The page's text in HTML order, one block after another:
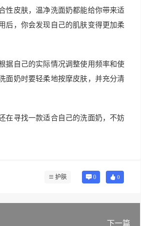
性皮肤，温净洗面奶都能给你带来适
后，你会发现自己的肌肤变得更加柔
据自己的实际情况调整使用频率和使
面奶时要轻柔地按摩皮肤，并充分清
在寻找一款适合自己的洗面奶，不妨
护肤 0 0
下一篇